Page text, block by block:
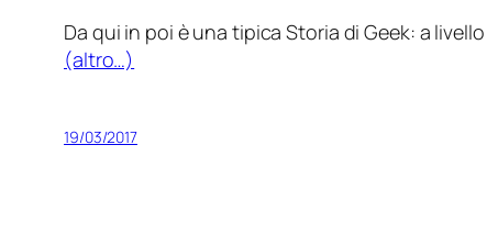
Da qui in poi è una tipica Storia di Geek: a
(altro…)
19/03/2017